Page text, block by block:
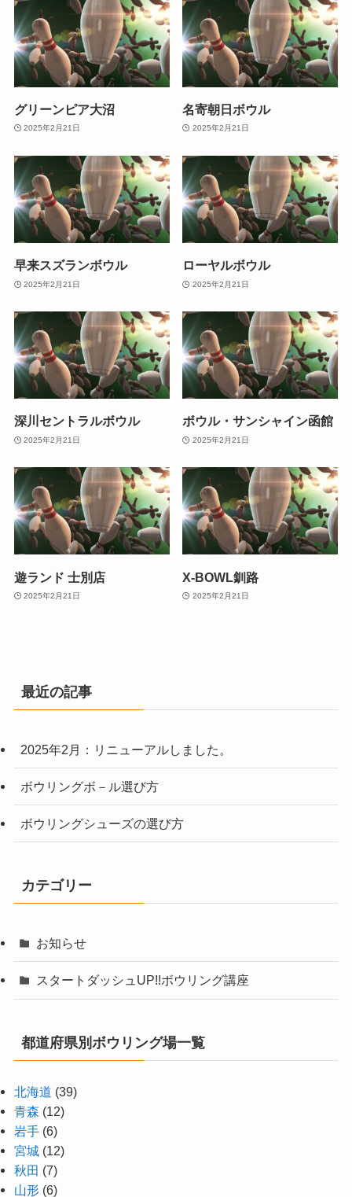
グリーンピア大沼
2025年2月21日
名寄朝日ボウル
2025年2月21日
早来スズランボウル
2025年2月21日
ローヤルボウル
2025年2月21日
深川セントラルボウル
2025年2月21日
ボウル・サンシャイン函館
2025年2月21日
遊ランド 士別店
2025年2月21日
X-BOWL釧路
2025年2月21日
最近の記事
2025年2月：リニューアルしました。
ボウリングボ－ル選び方
ボウリングシューズの選び方
カテゴリー
お知らせ
スタートダッシュUP!!ボウリング講座
都道府県別ボウリング場一覧
北海道 (39)
青森 (12)
岩手(6)
宮城(12)
秋田 (7)
山形(6)